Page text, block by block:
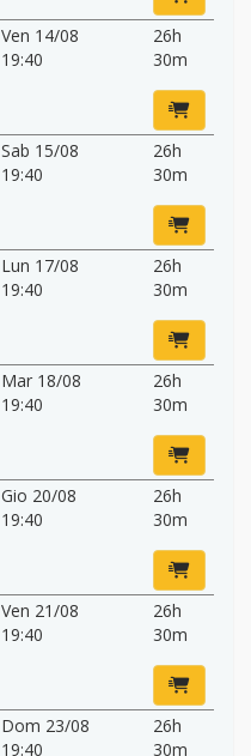
Ven 14/08
19:40
26h
30m
Sab 15/08
19:40
26h
30m
Lun 17/08
19:40
26h
30m
Mar 18/08
19:40
26h
30m
Gio 20/08
19:40
26h
30m
Ven 21/08
19:40
26h
30m
Dom 23/08
19:40
26h
30m